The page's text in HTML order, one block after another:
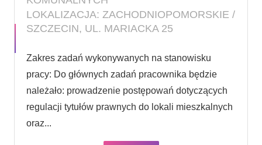
LOKALIZACJA: ZACHODNIOPOMORSKIE /
SZCZECIN, UL. MARIACKA 25
Zakres zadań wykonywanych na stanowisku
pracy: Do głównych zadań pracownika będzie
należało: prowadzenie postępowań dotyczących
regulacji tytułów prawnych do lokali mieszkalnych
oraz...